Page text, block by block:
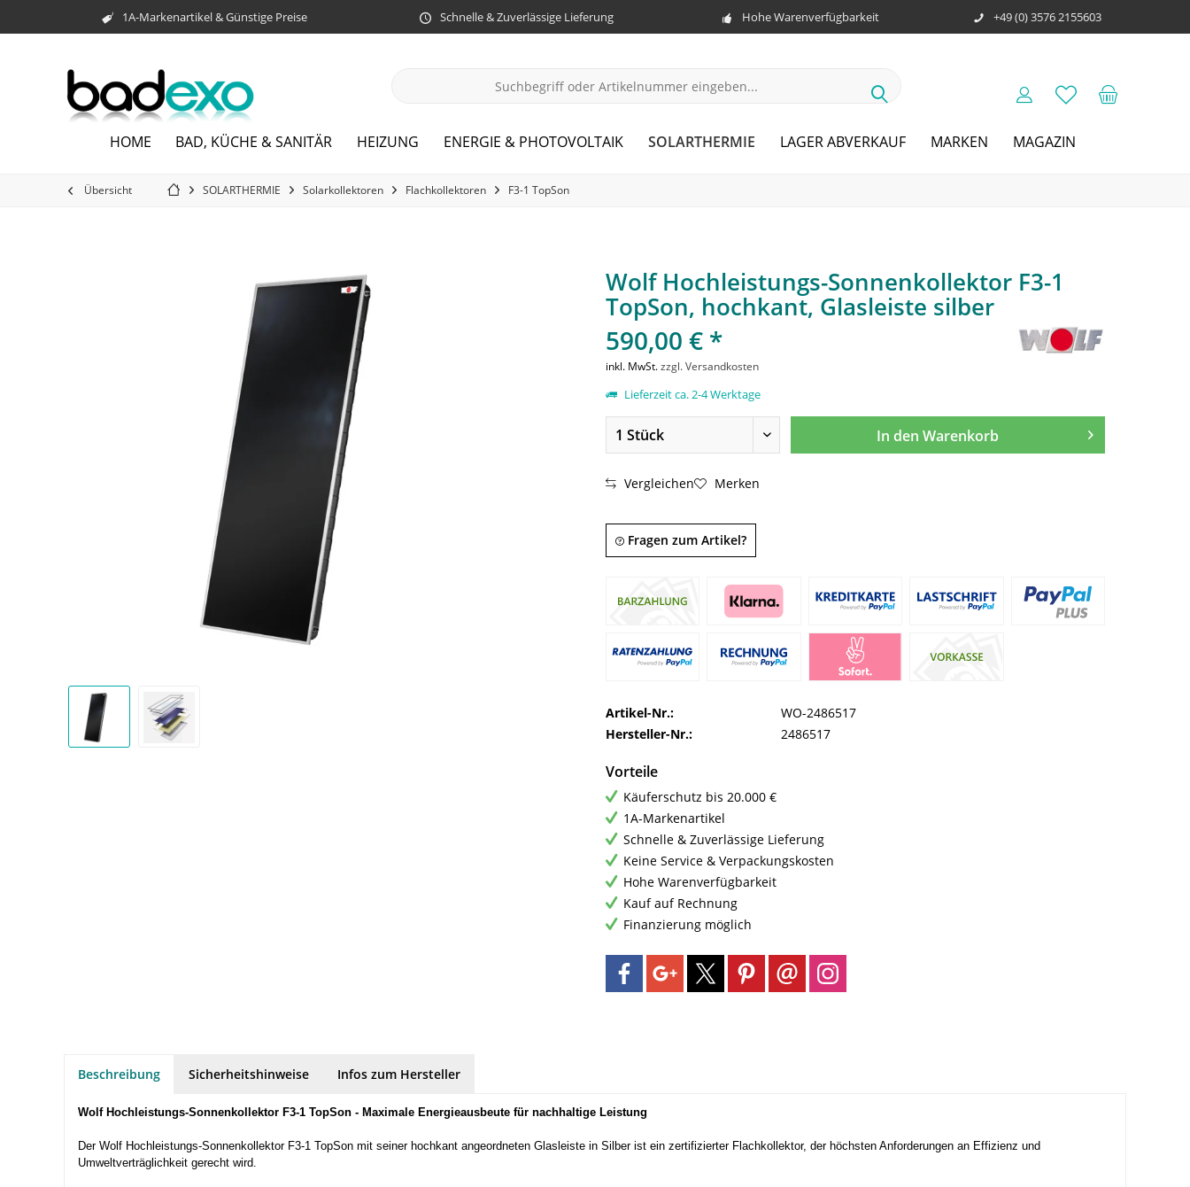
1A-Markenartikel & Günstige Preise Schnelle & Zuverlässige Lieferung Hohe Warenverfügbarkeit +49 (0) 3576 2155603
HOME BAD, KÜCHE & SANITÄR HEIZUNG ENERGIE & PHOTOVOLTAIK SOLARTHERMIE LAGER ABVERKAUF MARKEN MAGAZIN
Übersicht SOLARTHERMIE Solarkollektoren Flachkollektoren F3-1 TopSon
Wolf Hochleistungs-Sonnenkollektor F3-1
TopSon, hochkant, Glasleiste silber
590,00 € *
inkl. MwSt.zzgl. Versandkosten
Lieferzeit ca. 2-4 Werktage
In den Warenkorb
Vergleichen Merken
Fragen zum Artikel?
Artikel-Nr.:
WO-2486517
Hersteller-Nr.:
2486517
Vorteile
Käuferschutz bis 20.000 €
1A-Markenartikel
Schnelle & Zuverlässige Lieferung
Keine Service & Verpackungskosten
Hohe Warenverfügbarkeit
Kauf auf Rechnung
Finanzierung möglich
Beschreibung Sicherheitshinweise Infos zum Hersteller
Wolf Hochleistungs-Sonnenkollektor F3-1 TopSon - Maximale Energieausbeute für nachhaltige Leistung
Der Wolf Hochleistungs-Sonnenkollektor F3-1 TopSon mit seiner hochkant angeordneten Glasleiste in Silber ist ein zertifizierter Flachkollektor, der höchsten Anforderungen an Effizienz und
Umweltverträglichkeit gerecht wird.